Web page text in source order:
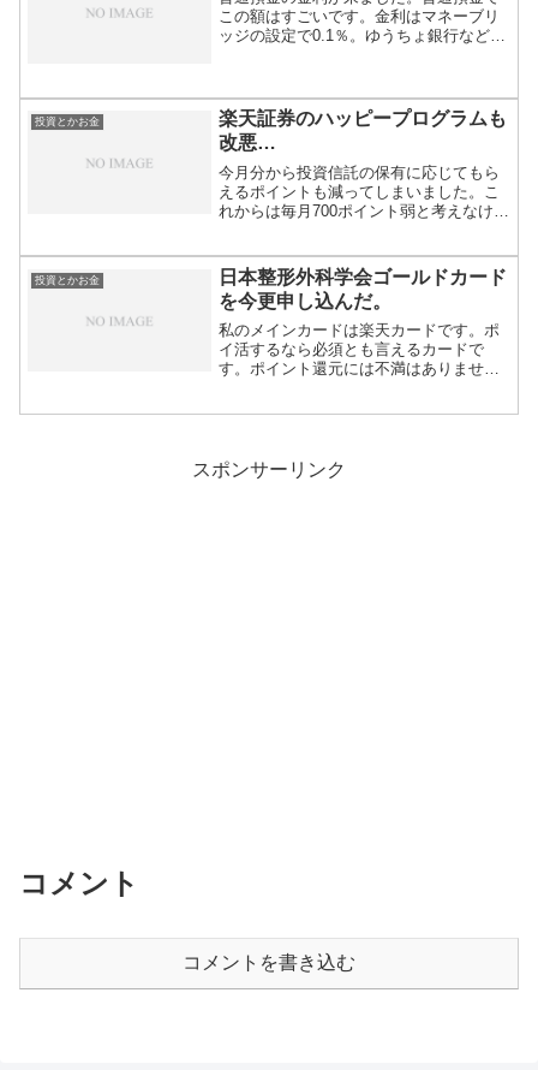
この額はすごいです。金利はマネーブリ
ッジの設定で0.1％。ゆうちょ銀行などは
投資とかお金
楽天証券のハッピープログラムも
改悪…
今月分から投資信託の保有に応じてもら
えるポイントも減ってしまいました。こ
れからは毎月700ポイント弱と考えなけれ
投資とかお金
日本整形外科学会ゴールドカード
を今更申し込んだ。
私のメインカードは楽天カードです。ポ
イ活するなら必須とも言えるカードで
す。ポイント還元には不満はありません
スポンサーリンク
コメント
コメントを書き込む